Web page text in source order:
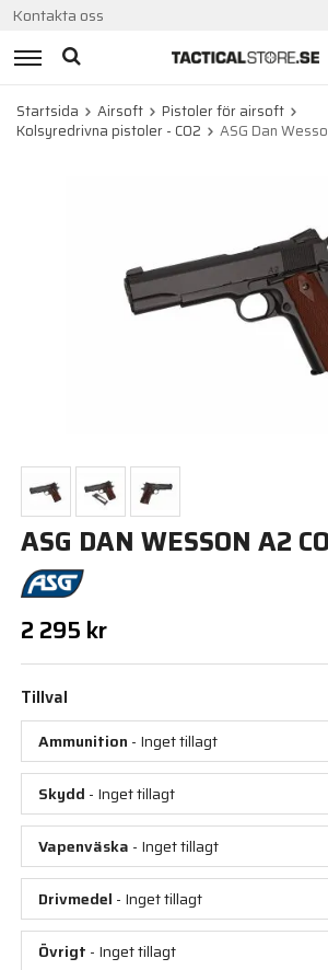
Kontakta oss
Startsida Airsoft
Pistoler för airsoft
Kolsyredrivna pistoler - CO2
ASG Dan
ASG DAN WESSON A2
2 295 kr
Tillval
Ammunition - Inget tillagt
Skydd - Inget tillagt
Vapenväska - Inget tillagt
Drivmedel - Inget tillagt
Övrigt - Inget tillagt